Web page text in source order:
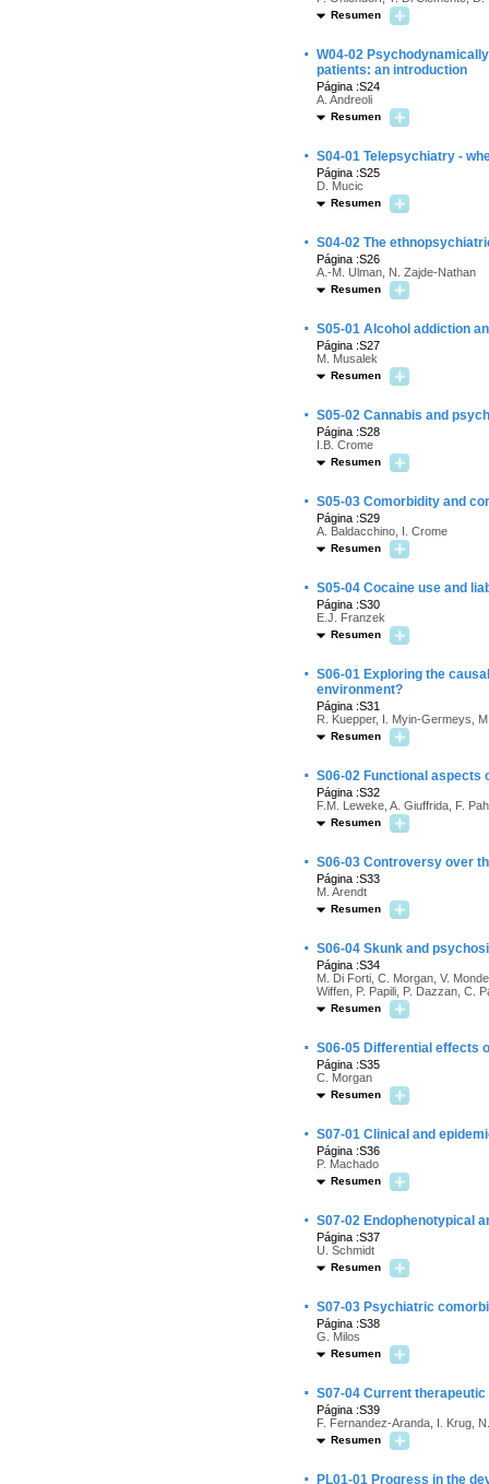
Resumen
· W04-02
patients: an introduction
Página :S24
A. Andreoli
Resumen
· S04-01 Telepsychiatry -
Página :S25
D. Mucic
Resumen
· S04-02 The
Página :S26
A.-M. Ulman, N. Zajde-Nathan
Resumen
· S05-01 Alcohol addiction
Página :S27
M. Musalek
Resumen
· S05-02 Cannabis and
Página :S28
I.B. Crome
Resumen
· S05-03 Comorbidity and
Página :S29
A. Baldacchino, I. Crome
Resumen
· S05-04 Cocaine use and
Página :S30
E.J. Franzek
Resumen
· S06-01 Exploring the
environment?
Página :S31
R. Kuepper, I. Myin-Germeys,
Resumen
· S06-02 Functional aspects
Página :S32
F.M. Leweke, A. Giuffrida, F.
Resumen
· S06-03 Controversy over
Página :S33
M. Arendt
Resumen
· S06-04 Skunk and
Página :S34
M. Di Forti, C. Morgan, V.
Wiffen, P. Papili, P. Dazzan, C.
Resumen
· S06-05 Differential effects
Página :S35
C. Morgan
Resumen
· S07-01 Clinical and
Página :S36
P. Machado
Resumen
· S07-02 Endophenotypical
Página :S37
U. Schmidt
Resumen
· S07-03 Psychiatric
Página :S38
G. Milos
Resumen
· S07-04 Current therapeutic
Página :S39
F. Fernandez-Aranda, I. Krug,
Resumen
· PL01-01 Progress in the